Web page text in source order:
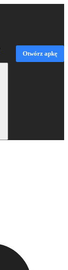
Otwórz apkę